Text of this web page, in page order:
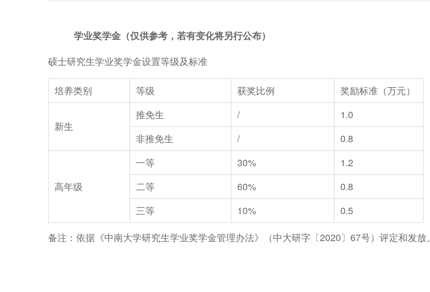
学业奖学金（仅供参考，若有变化将另行公布）
硕士研究生学业奖学金设置等级及标准
培养类别 等级 获奖比例 奖励标准（万元）
新生
推免生 /
1.0
非推免生
/ 0.8
高年级
一等 30%
1.2
二等
60%
0.8
三等
10%
0.5
备注：依据《中南大学研究生学业奖学金管理办法》（中大研字〔2020〕 67号）评定和发放。